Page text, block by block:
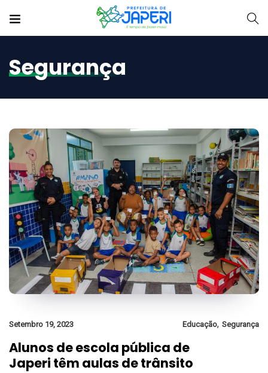
Segurança
Setembro 19, 2023 Educação, Segurança
Alunos de escola pública de
Japeri têm aulas de trânsito